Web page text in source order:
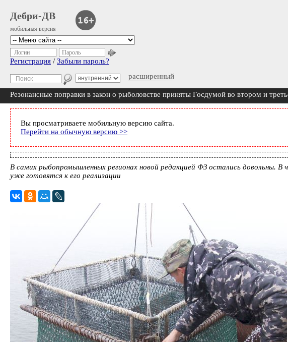
Дебри-ДВ
мобильная версия
расширенный
Логин Пароль
Регистрация / Забыли пароль?
Резонансные поправки в закон о рыболовстве приняты Госдумой во втором и
Вы просматриваете мобильную версию сайта.
Перейти на обычную версию >>
В самих рыбопромышленных регионах новой редакцией ФЗ остались довольны.
уже готовятся к его реализации